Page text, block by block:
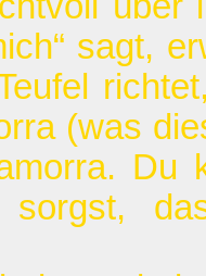
sagt,
(was
Du